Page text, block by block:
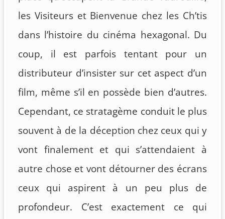
les Visiteurs et Bienvenue chez les Ch’tis
dans l’histoire du cinéma hexagonal. Du
coup, il est parfois tentant pour un
distributeur d’insister sur cet aspect d’un
film, même s’il en possède bien d’autres.
Cependant, ce stratagème conduit le plus
souvent à de la déception chez ceux qui y
vont finalement et qui s’attendaient à
autre chose et vont détourner des écrans
ceux qui aspirent à un peu plus de
profondeur. C’est exactement ce qui